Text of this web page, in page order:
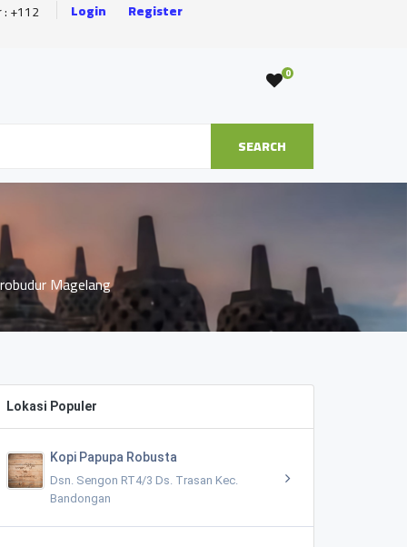
: +112 Login Register
0
SEARCH
Magelang
Lokasi Populer
Kopi Papupa Robusta
Dsn. Sengon RT4/3 Ds. Trasan Kec.
Bandongan